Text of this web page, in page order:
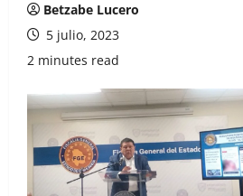
Betzabe Lucero
5 julio, 2023
2 minutes read